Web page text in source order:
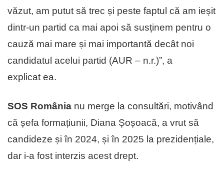
văzut, am putut să trec și peste faptul că am ieșit
dintr-un partid ca mai apoi să susținem pentru o
cauză mai mare și mai importantă decât noi
candidatul acelui partid (AUR – n.r.)”, a
explicat ea.
SOS România nu merge la consultări, motivând
că șefa formațiunii, Diana Șoșoacă, a vrut să
candideze și în 2024, și în 2025 la prezidențiale,
dar i-a fost interzis acest drept.